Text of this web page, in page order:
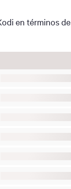
en términos de